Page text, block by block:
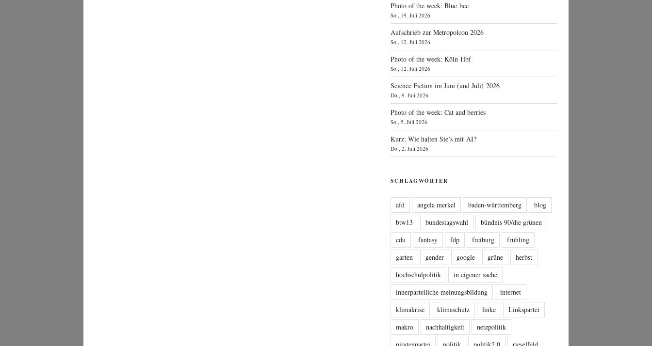
Photo of the week: Blue bee
So., 19. Juli 2026
Aufschrieb zur Metropolcon 2026
So., 12. Juli 2026
Photo of the week: Köln Hbf
So., 12. Juli 2026
Science Fiction im Juni (und Juli) 2026
Do., 9. Juli 2026
Photo of the week: Cat and berries
So., 5. Juli 2026
Kurz: Wie halten Sie’s mit AI?
Do., 2. Juli 2026
SCHLAGWÖRTER
afd angela merkel baden-württemberg
blog
btw13
bundestagswahl
bündnis 90/die grünen
cdu
fantasy fdp freiburg
frühling
garten
gender google grüne
herbst
hochschulpolitik
in eigener sache
innerparteiliche meinungsbildung
internet
klimakrise
klimaschutz linke
Linkspartei
makro
nachhaltigkeit
netzpolitik